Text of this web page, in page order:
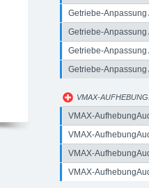
Getriebe-Anpassung
Getriebe-Anpassung
Getriebe-Anpassung
Getriebe-Anpassung
VMAX-
VMAX-
VMAX-
VMAX-
VMAX-